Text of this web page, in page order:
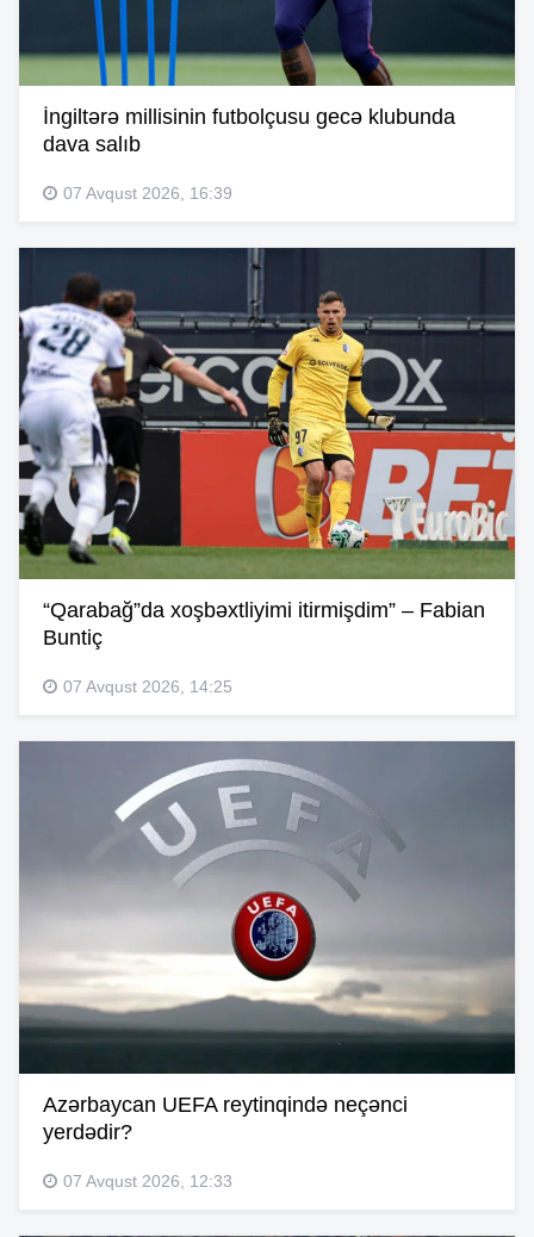
İngiltərə millisinin futbolçusu gecə klubunda
dava salıb
07 Avqust 2026, 16:39
“Qarabağ”da xoşbəxtliyimi itirmişdim” – Fabian
Buntiç
07 Avqust 2026, 14:25
Azərbaycan UEFA reytinqində neçənci
yerdədir?
07 Avqust 2026, 12:33